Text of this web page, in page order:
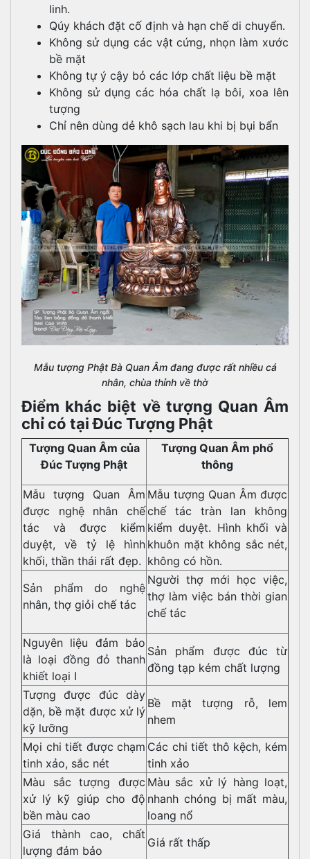
linh.
Qúy khách đặt cố định và hạn chế di chuyển.
Không sử dụng các vật cứng, nhọn làm xước
bề mặt
Không tự ý cậy bỏ các lớp chất liệu bề mặt
Không sử dụng các hóa chất lạ bôi, xoa lên
tượng
Chỉ nên dùng dẻ khô sạch lau khi bị bụi bẩn
Mẫu tượng Phật Bà Quan Âm đang được rất nhiều cá
nhân, chùa thỉnh về thờ
Điểm khác biệt về tượng Quan Âm
chỉ có tại Đúc Tượng Phật
Tượng Quan Âm của
Đúc Tượng Phật
Tượng Quan Âm phổ
thông
Mẫu tượng Quan Âm
được nghệ nhân chế
tác và được kiểm
duyệt, về tỷ lệ hình
khối, thần thái rất đẹp.
Mẫu tượng Quan Âm được
chế tác tràn lan không
kiểm duyệt. Hình khối và
khuôn mặt không sắc nét,
không có hồn.
Sản phẩm do nghệ
nhân, thợ giỏi chế tác
Người thợ mới học việc,
thợ làm việc bán thời gian
chế tác
Nguyên liệu đảm bảo
là loại đồng đỏ thanh
khiết loại I
Sản phẩm được đúc từ
đồng tạp kém chất lượng
Tượng được đúc dày
dặn, bề mặt được xử lý
kỹ lưỡng
Bề mặt tượng rỗ, lem
nhem
Mọi chi tiết được chạm
tinh xảo, sắc nét
Các chi tiết thô kệch, kém
tinh xảo
Màu sắc tượng được
xử lý kỹ giúp cho độ
bền màu cao
Màu sắc xử lý hàng loạt,
nhanh chóng bị mất màu,
loang nổ
Giá thành cao, chất
lượng đảm bảo
Giá rất thấp